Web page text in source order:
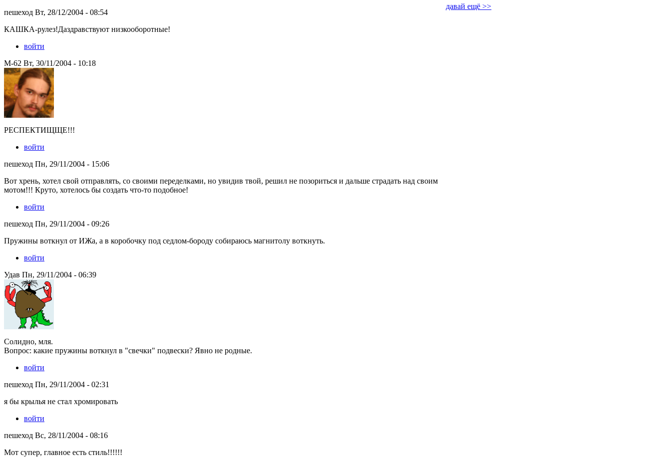
пешеход Вт, 28/12/2004 - 08:54
КАШКА-рулез!Даздравствуют низкооборотные!
войти
M-62 Вт, 30/11/2004 - 10:18
РЕСПЕКТИЩЩЕ!!!
войти
пешеход Пн, 29/11/2004 - 15:06
Вот хрень, хотел свой отправлять, со своими переделками, но увидив твой, решил не позориться и дальше страдать над своим
мотом!!! Круто, хотелось бы создать что-то подобное!
войти
пешеход Пн, 29/11/2004 - 09:26
Пружины воткнул от ИЖа, а в коробочку под седлом-бороду собираюсь магнитолу воткнуть.
войти
Удав Пн, 29/11/2004 - 06:39
Солидно, мля.
Вопрос: какие пружины воткнул в "свечки" подвески? Явно не родные.
войти
пешеход Пн, 29/11/2004 - 02:31
я бы крылья не стал хромировать
войти
пешеход Вс, 28/11/2004 - 08:16
Мот супер, главное есть стиль!!!!!!
давай ещё >>